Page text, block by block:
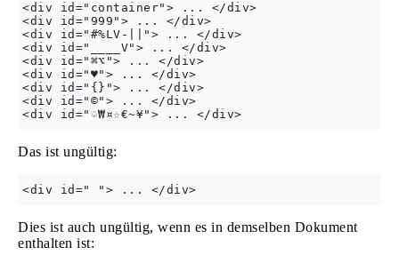
<div id="container"> ... </div>
<div id="999"> ... </div>
<div id="#%LV-||"> ... </div>
<div id="____V"> ... </div>
<div id="⌘⌥"> ... </div>
<div id="♥"> ... </div>
<div id="{}"> ... </div>
<div id="©"> ... </div>
Das ist ungültig:
Dies ist auch ungültig, wenn es in demselben Dokument
enthalten ist: